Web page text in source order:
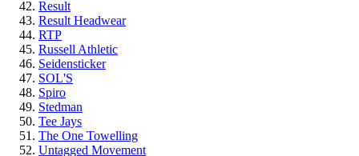
Result
Result Headwear
RTP
Russell Athletic
Seidensticker
SOL'S
Spiro
Stedman
Tee Jays
The One Towelling
Untagged Movement